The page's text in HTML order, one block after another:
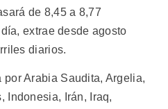
de 8,45 a 8,77
extrae desde agosto
diarios.
por Arabia Saudita, Argelia,
Indonesia, Irán, Iraq,